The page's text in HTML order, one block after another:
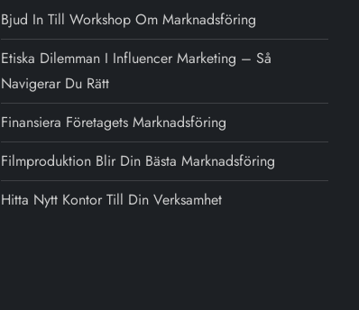
Bjud In Till Workshop Om Marknadsföring
Etiska Dilemman I Influencer Marketing – Så
Navigerar Du Rätt
Finansiera Företagets Marknadsföring
Filmproduktion Blir Din Bästa Marknadsföring
Hitta Nytt Kontor Till Din Verksamhet